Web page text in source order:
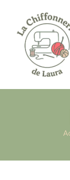
contenu